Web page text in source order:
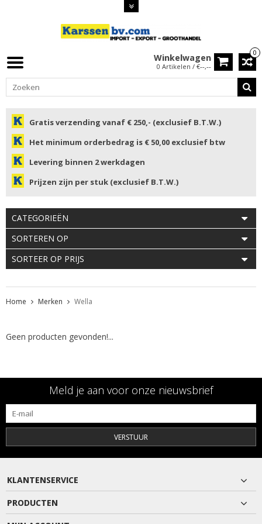
0
Winkelwagen
0 Artikelen / €--,--
Gratis verzending vanaf € 250,- (exclusief B.T.W.)
Het minimum orderbedrag is € 50,00 exclusief btw
Levering binnen 2 werkdagen
Prijzen zijn per stuk (exclusief B.T.W.)
CATEGORIEËN
SORTEREN OP
SORTEER OP PRIJS
Home Merken Wella
Geen producten gevonden!...
Meld je aan voor onze nieuwsbrief
VERSTUUR
KLANTENSERVICE
PRODUCTEN